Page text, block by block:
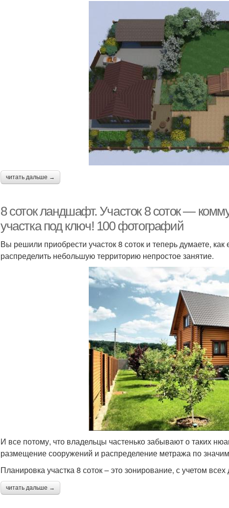
читать дальше →
8 соток ландшафт. Участок 8 соток —
участка под ключ! 100 фотографий
Вы решили приобрести участок 8 соток и теперь думаете, как
распределить небольшую территорию непростое занятие.
И все потому, что владельцы частенько забывают о таких
размещение сооружений и распределение метража по
Планировка участка 8 соток – это зонирование, с учетом всех
читать дальше →